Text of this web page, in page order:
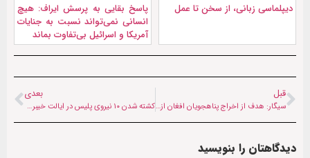
دیپلماسی زبانی، از سخن تا عمل
پاسخ بقایی به پرسش ایراف: هیچ
انسانی نمی‌تواند نسبت به جنایات
آمریکا و اسرائیل بی‌تفاوت بماند
قبل
سیگار: هدف از اخراج پناهجویان افغان از پاکستان فشار بر کابل است
بعدی
کشته شدن ۱۰ نیروی پلیس در ایالت خیبرپختونخواه پاکستان
دیدگاهتان را بنویسید